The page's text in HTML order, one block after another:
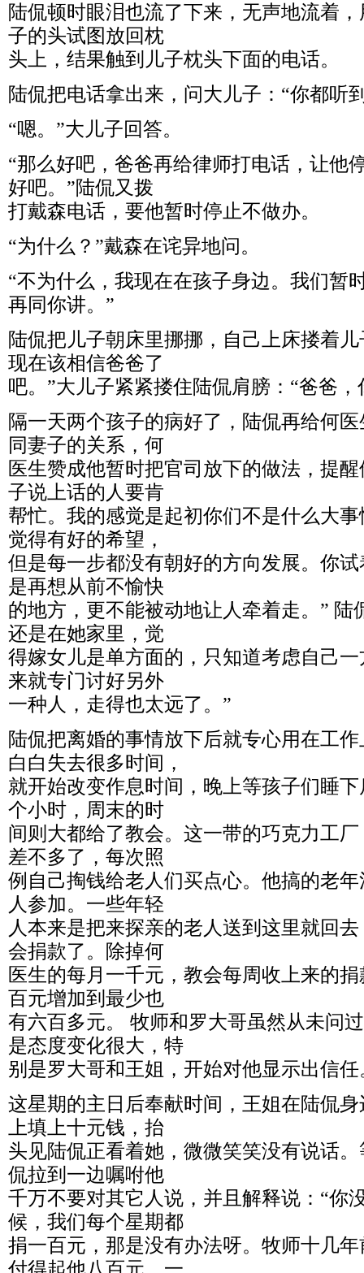
陆侃顿时眼泪也流了下来，无声地流着
子的头试图放回枕
头上，结果触到儿子枕头下面的电话。
陆侃把电话拿出来，问大儿子：“你都听
“嗯。”大儿子回答。
“那么好吧，爸爸再给律师打电话，让他
好吧。”陆侃又拨
打戴森电话，要他暂时停止不做办。
“为什么？”戴森在诧异地问。
“不为什么，我现在在孩子身边。我们暂
再同你讲。”
陆侃把儿子朝床里挪挪，自己上床搂着
现在该相信爸爸了
吧。”大儿子紧紧搂住陆侃肩膀：“爸爸
隔一天两个孩子的病好了，陆侃再给何
同妻子的关系，何
医生赞成他暂时把官司放下的做法，提
子说上话的人要肯
帮忙。我的感觉是起初你们不是什么大
觉得有好的希望，
但是每一步都没有朝好的方向发展。你
是再想从前不愉快
的地方，更不能被动地让人牵着走。” 陆
还是在她家里，觉
得嫁女儿是单方面的，只知道考虑自己
来就专门讨好另外
一种人，走得也太远了。”
陆侃把离婚的事情放下后就专心用在工
白白失去很多时间，
就开始改变作息时间，晚上等孩子们睡
个小时，周末的时
间则大都给了教会。这一带的巧克力工
差不多了，每次照
例自己掏钱给老人们买点心。他搞的老
人参加。一些年轻
人本来是把来探亲的老人送到这里就回
会捐款了。除掉何
医生的每月一千元，教会每周收上来的
百元增加到最少也
有六百多元。 牧师和罗大哥虽然从未问
是态度变化很大，特
别是罗大哥和王姐，开始对他显示出信任
这星期的主日后奉献时间，王姐在陆侃
上填上十元钱，抬
头见陆侃正看着她，微微笑笑没有说话
侃拉到一边嘱咐他
千万不要对其它人说，并且解释说：“你
候，我们每个星期都
捐一百元，那是没有办法呀。牧师十几